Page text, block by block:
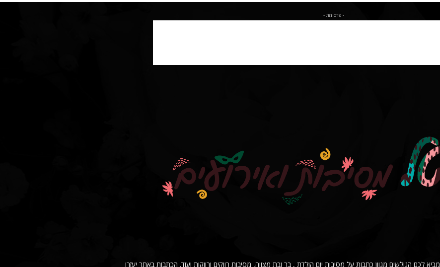
- פרסומת -
פורטל מסיבות ואירועים onlineparty מביא לכם הגולשים מגוון כתבות על מסיבות יום הולדת , בר ובת מצווה, מסיבות רווקים ורווקות ועוד. הכתבות באתר יעזרו